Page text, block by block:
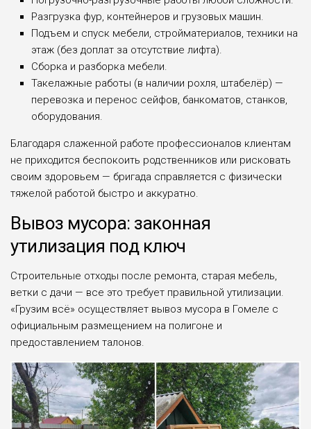
Разгрузка фур, контейнеров и грузовых машин.
Подъем и спуск мебели, стройматериалов, техники на
этаж (без доплат за отсутствие лифта).
Сборка и разборка мебели.
Такелажные работы (в наличии рохля, штабелёр) —
перевозка и перенос сейфов, банкоматов, станков,
оборудования.
Благодаря слаженной работе профессионалов клиентам
не приходится беспокоить родственников или рисковать
своим здоровьем — бригада справляется с физически
тяжелой работой быстро и аккуратно.
Вывоз мусора: законная
утилизация под ключ
Строительные отходы после ремонта, старая мебель,
ветки с дачи — все это требует правильной утилизации.
«Грузим всё» осуществляет вывоз мусора в Гомеле с
официальным размещением на полигоне и
предоставлением талонов.